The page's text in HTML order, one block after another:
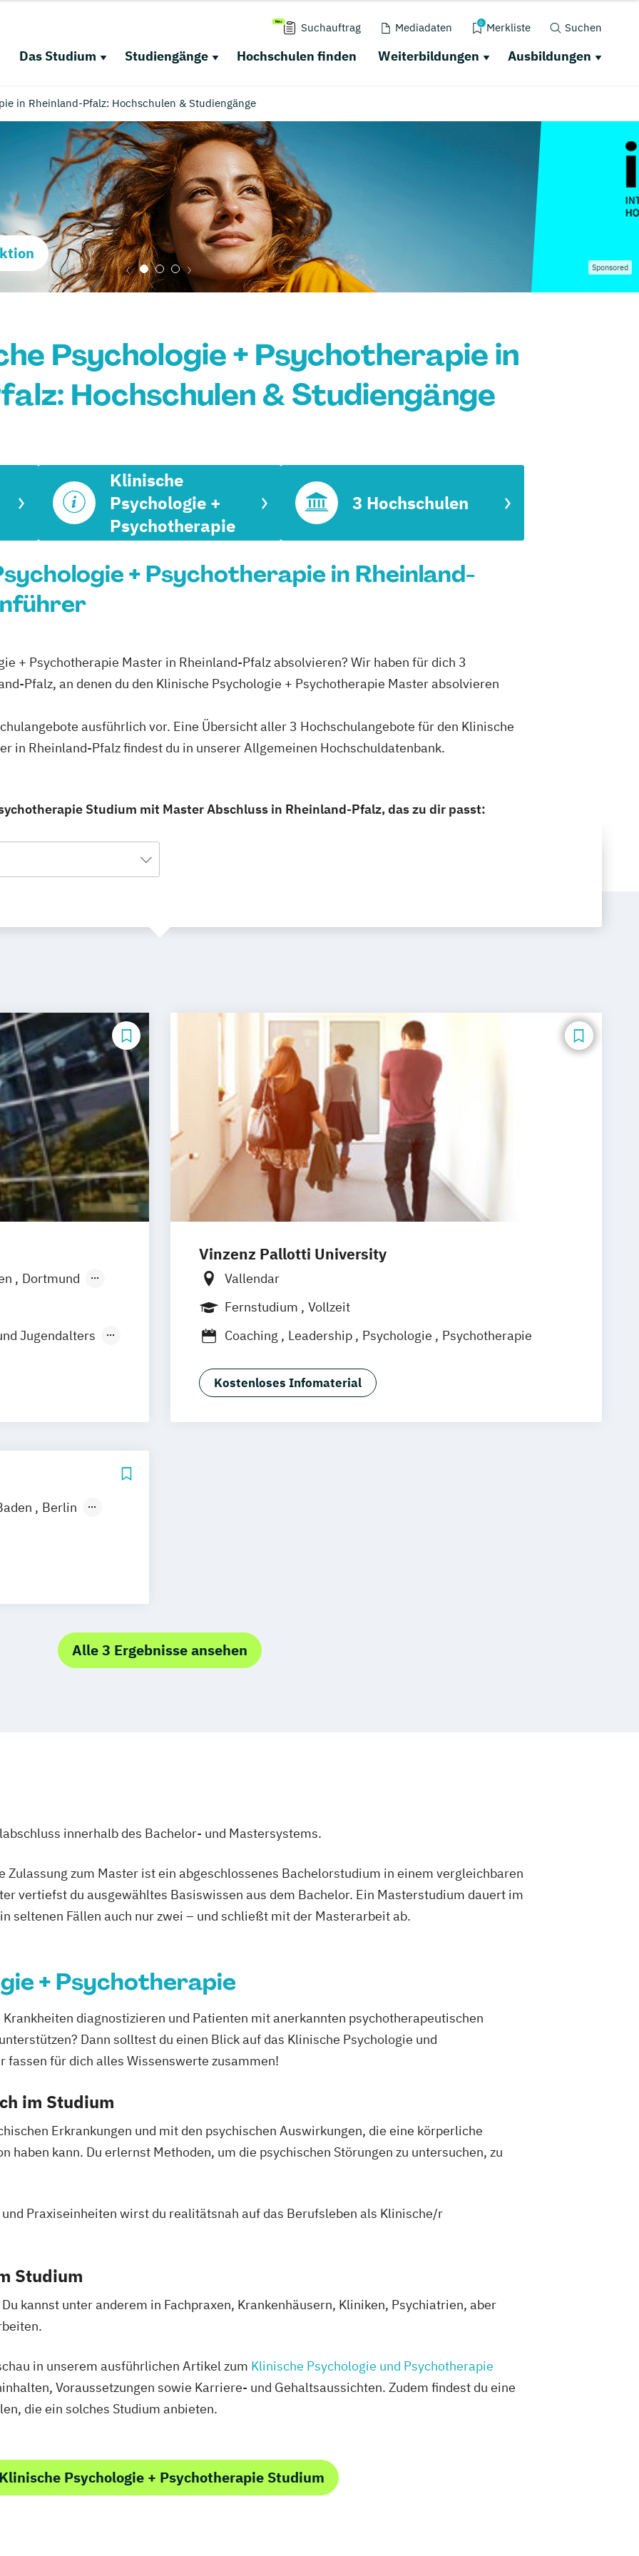
Suchauftrag Mediadaten 0 Merkliste Suchen
Das Studium Studiengänge Hochschulen finden Weiterbildungen Ausbildungen
in Rheinland-Pfalz: Hochschulen & Studiengänge
Sponsored
Psychologie + Psychotherapie in
Hochschulen & Studiengänge
Klinische
Psychologie +
Psychotherapie
3 Hochschulen
+ Psychotherapie in Rheinland-
+ Psychotherapie Master in Rheinland-Pfalz absolvieren? Wir haben für dich 3
Pfalz, an denen du den Klinische Psychologie + Psychotherapie Master absolvieren
ausführlich vor. Eine Übersicht aller 3 Hochschulangebote für den Klinische
in Rheinland-Pfalz findest du in unserer Allgemeinen Hochschuldatenbank.
Studium mit Master Abschluss in Rheinland-Pfalz, das zu dir passt:
Dortmund
Dresden
Jugendalters
Vinzenz Pallotti University
Vallendar
Fernstudium
Vollzeit
Coaching
Leadership Psychologie Psychotherapie
Kostenloses Infomaterial
Berlin
Wuppertal
Digitalisierung
Alle 3 Ergebnisse ansehen
innerhalb des Bachelor- und Mastersystems.
Zulassung zum Master ist ein abgeschlossenes Bachelorstudium in einem vergleichbaren
vertiefst du ausgewähltes Basiswissen aus dem Bachelor. Ein Masterstudium dauert im
seltenen Fällen auch nur zwei – und schließt mit der Masterarbeit ab.
+ Psychotherapie
diagnostizieren und Patienten mit anerkannten psychotherapeutischen
Dann solltest du einen Blick auf das Klinische Psychologie und
fassen für dich alles Wissenswerte zusammen!
im Studium
Erkrankungen und mit den psychischen Auswirkungen, die eine körperliche
haben kann. Du erlernst Methoden, um die psychischen Störungen zu untersuchen, zu
Praxiseinheiten wirst du realitätsnah auf das Berufsleben als Klinische/r
Studium
kannst unter anderem in Fachpraxen, Krankenhäusern, Kliniken, Psychiatrien, aber
in unserem ausführlichen Artikel zum Klinische Psychologie und Psychotherapie
Voraussetzungen sowie Karriere- und Gehaltsaussichten. Zudem findest du eine
die ein solches Studium anbieten.
Psychologie + Psychotherapie Studium